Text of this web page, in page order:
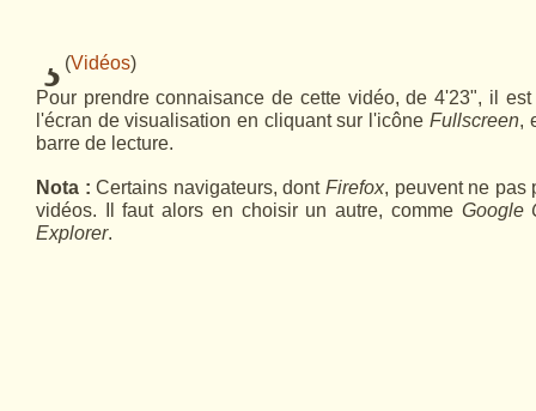
¸ (Vidéos)
Pour prendre connaisance de cette vidéo, de 4'23", il
l'écran de visualisation en cliquant sur l'icône Fullscreen,
barre de lecture.
Nota : Certains navigateurs, dont Firefox, peuvent ne pas
vidéos. Il faut alors en choisir un autre, comme Google
Explorer.